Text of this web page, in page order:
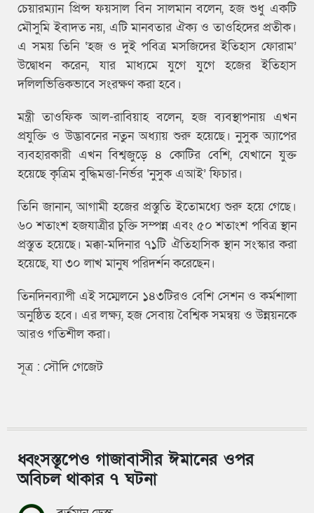
চেয়ারম্যান প্রিন্স ফয়সাল বিন সালমান বলেন, হজ শুধু একটি
মৌসুমি ইবাদত নয়, এটি মানবতার ঐক্য ও তাওহিদের প্রতীক।
এ সময় তিনি ‘হজ ও দুই পবিত্র মসজিদের ইতিহাস ফোরাম’
উদ্বোধন করেন, যার মাধ্যমে যুগে যুগে হজের ইতিহাস
দলিলভিত্তিকভাবে সংরক্ষণ করা হবে।
মন্ত্রী তাওফিক আল-রাবিয়াহ বলেন, হজ ব্যবস্থাপনায় এখন
প্রযুক্তি ও উদ্ভাবনের নতুন অধ্যায় শুরু হয়েছে। নুসুক অ্যাপের
ব্যবহারকারী এখন বিশ্বজুড়ে ৪ কোটির বেশি, যেখানে যুক্ত
হয়েছে কৃত্রিম বুদ্ধিমত্তা-নির্ভর ‘নুসুক এআই’ ফিচার।
তিনি জানান, আগামী হজের প্রস্তুতি ইতোমধ্যে শুরু হয়ে গেছে।
৬০ শতাংশ হজযাত্রীর চুক্তি সম্পন্ন এবং ৫০ শতাংশ পবিত্র স্থান
প্রস্তুত হয়েছে। মক্কা-মদিনার ৭১টি ঐতিহাসিক স্থান সংস্কার করা
হয়েছে, যা ৩০ লাখ মানুষ পরিদর্শন করেছেন।
তিনদিনব্যাপী এই সম্মেলনে ১৪৩টিরও বেশি সেশন ও কর্মশালা
অনুষ্ঠিত হবে। এর লক্ষ্য, হজ সেবায় বৈশ্বিক সমন্বয় ও উন্নয়নকে
আরও গতিশীল করা।
সূত্র : সৌদি গেজেট
ধ্বংসস্তূপেও গাজাবাসীর ঈমানের ওপর
অবিচল থাকার ৭ ঘটনা